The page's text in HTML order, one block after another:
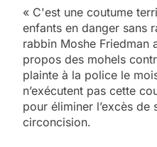
« C'est une coutume
enfants en danger sans
rabbin Moshe Friedman
propos des mohels
plainte à la police le
n’exécutent pas cette
pour éliminer l’excès de
circoncision.